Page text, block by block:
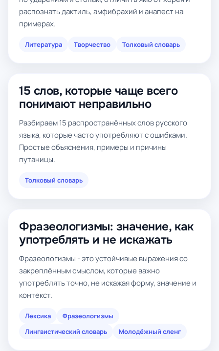
распознать дактиль, амфибрахий и анапест на
примерах.
Литература Творчество Толковый словарь
15 слов, которые чаще всего
понимают неправильно
Разбираем 15 распространённых слов русского
языка, которые часто употребляют с ошибками.
Простые объяснения, примеры и причины
путаницы.
Толковый словарь
Фразеологизмы: значение, как
употреблять и не искажать
Фразеологизмы - это устойчивые выражения со
закреплённым смыслом, которые важно
употреблять точно, не искажая форму, значение и
контекст.
Лексика
Фразеологизмы
Лингвистический словарь
Молодёжный сленг